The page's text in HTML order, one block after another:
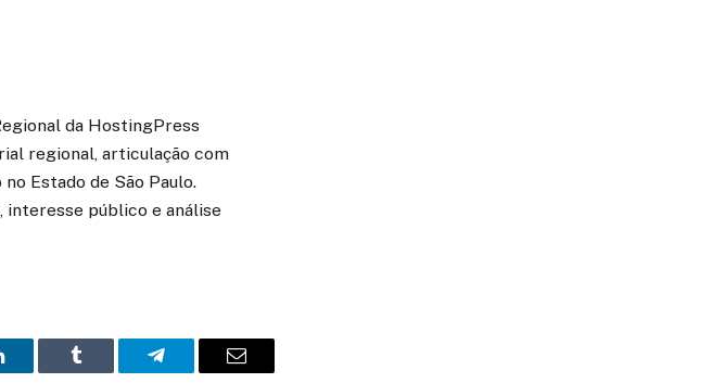
da HostingPress
regional, articulação com
Estado de São Paulo.
público e análise
Tumblr TelegramaE-